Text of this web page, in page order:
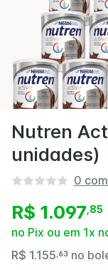
Nutren
unidades)
0
R$ 1.097 85
no Pix ou em 1x
R$ 1.155 63 no